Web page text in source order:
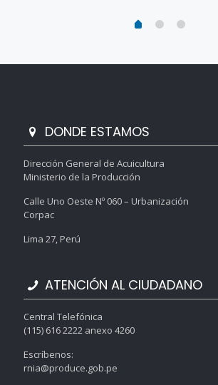
DONDE ESTAMOS
Dirección General de Acuicultura
Ministerio de la Producción
Calle Uno Oeste Nº 060 – Urbanización
Corpac
Lima 27, Perú
ATENCIÓN AL CIUDADANO
Central Telefónica
(115) 616 2222 anexo 4260
Escríbenos:
rnia@produce.gob.pe